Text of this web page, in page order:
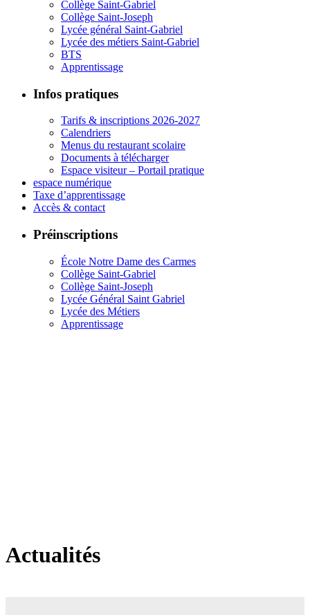
Collège Saint-Gabriel
Collège Saint-Joseph
Lycée général Saint-Gabriel
Lycée des métiers Saint-Gabriel
BTS
Apprentissage
Infos pratiques
Tarifs & inscriptions 2026-2027
Calendriers
Menus du restaurant scolaire
Documents à télécharger
Espace visiteur – Portail pratique
espace numérique
Taxe d’apprentissage
Accès & contact
Préinscriptions
École Notre Dame des Carmes
Collège Saint-Gabriel
Collège Saint-Joseph
Lycée Général Saint Gabriel
Lycée des Métiers
Apprentissage
Actualités